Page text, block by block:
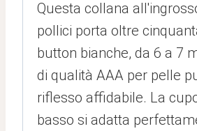
Questa collana
pollici porta oltre
button bianche, da 6 a 7
di qualità AAA per pelle
riflesso affidabile. La
basso si adatta